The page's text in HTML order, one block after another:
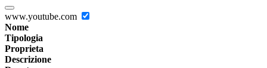
www.youtube.com
Nome
Tipologia
Proprieta
Descrizione